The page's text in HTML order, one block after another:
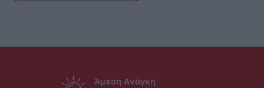
Άμεση Ανάγκη